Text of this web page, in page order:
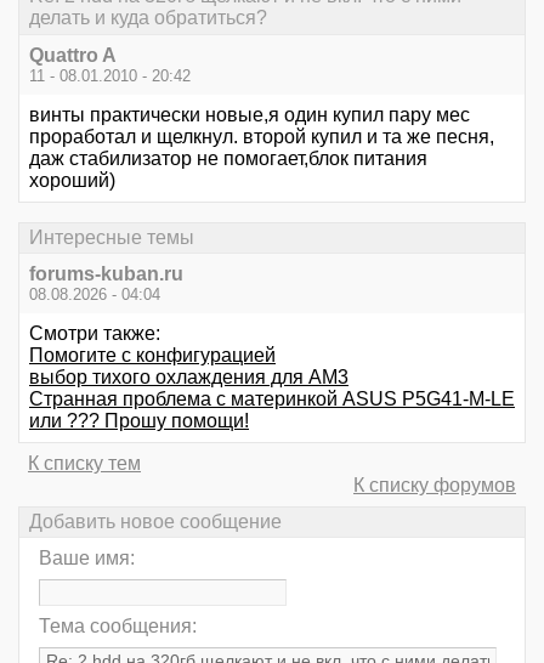
делать и куда обратиться?
Quattro A
11 - 08.01.2010 - 20:42
винты практически новые,я один купил пару мес
проработал и щелкнул. второй купил и та же песня,
даж стабилизатор не помогает,блок питания
хороший)
Интересные темы
forums-kuban.ru
08.08.2026 - 04:04
Смотри также:
Помогите с конфигурацией
выбор тихого охлаждения для AM3
Странная проблема с материнкой ASUS P5G41-M-LE
или ??? Прошу помощи!
К списку тем
К списку форумов
Добавить новое сообщение
Ваше имя:
Тема сообщения: